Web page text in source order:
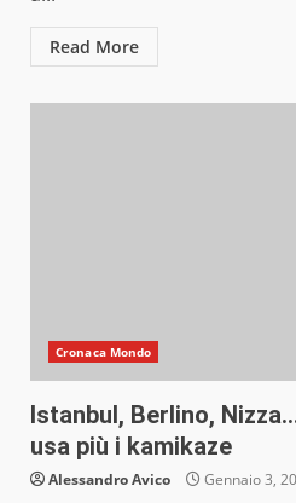
Read More
Cronaca Mondo
Istanbul, Berlino,
usa più i kamikaze
Alessandro Avico Gennaio 3,